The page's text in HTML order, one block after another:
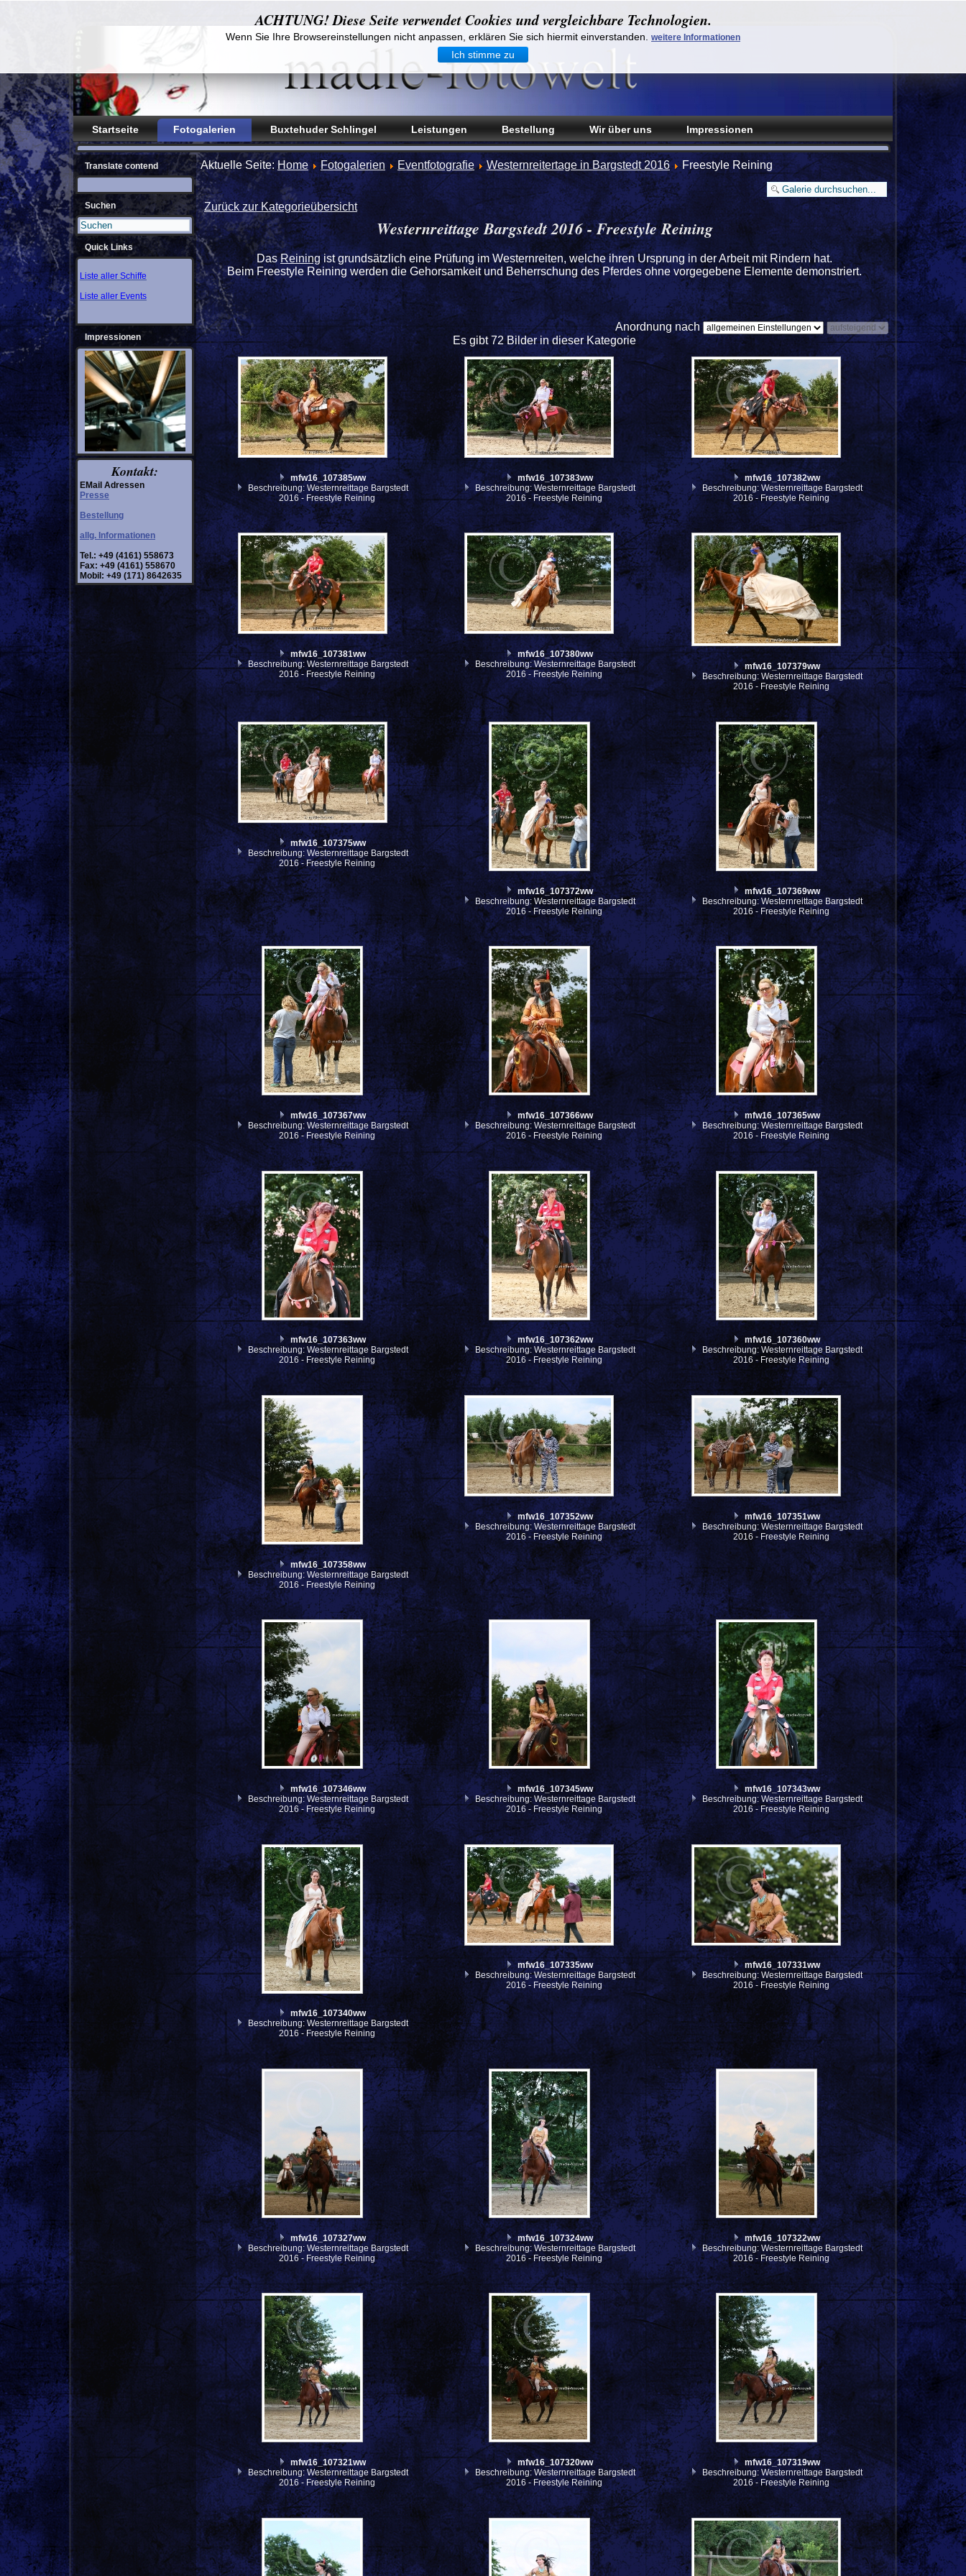
Startseite Fotogalerien Buxtehuder Schlingel Leistungen Bestellung Wir über uns Impressionen
ACHTUNG! Diese Seite verwendet Cookies und vergleichbare Technologien.
Wenn Sie Ihre Browsereinstellungen nicht anpassen, erklären Sie sich hiermit einverstanden. weitere Informationen
Ich stimme zu
Translate contend
Suchen
Quick Links
Liste aller Schiffe
Liste aller Events
Impressionen
Kontakt:
EMail Adressen
Presse
Bestellung
allg. Informationen
Tel.: +49 (4161) 558673
Fax: +49 (4161) 558670
Mobil: +49 (171) 8642635
Aktuelle Seite: Home Fotogalerien Eventfotografie Westernreitertage in Bargstedt 2016 Freestyle Reining
Zurück zur Kategorieübersicht
Westernreittage Bargstedt 2016 - Freestyle Reining
DasReiningist grundsätzlich eine Prüfung im Westernreiten, welche ihren Ursprung in der Arbeit mit Rindern hat.
Beim Freestyle Reining werden die Gehorsamkeit und Beherrschung des Pferdes ohne vorgegebene Elemente demonstriert.
Anordnung nach
Es gibt 72 Bilder in dieser Kategorie
mfw16_107385ww
Beschreibung: Westernreittage Bargstedt
2016 - Freestyle Reining
mfw16_107383ww
Beschreibung: Westernreittage Bargstedt
2016 - Freestyle Reining
mfw16_107382ww
Beschreibung: Westernreittage Bargstedt
2016 - Freestyle Reining
mfw16_107381ww
Beschreibung: Westernreittage Bargstedt
2016 - Freestyle Reining
mfw16_107380ww
Beschreibung: Westernreittage Bargstedt
2016 - Freestyle Reining
mfw16_107379ww
Beschreibung: Westernreittage Bargstedt
2016 - Freestyle Reining
mfw16_107375ww
Beschreibung: Westernreittage Bargstedt
2016 - Freestyle Reining
mfw16_107372ww
Beschreibung: Westernreittage Bargstedt
2016 - Freestyle Reining
mfw16_107369ww
Beschreibung: Westernreittage Bargstedt
2016 - Freestyle Reining
mfw16_107367ww
Beschreibung: Westernreittage Bargstedt
2016 - Freestyle Reining
mfw16_107366ww
Beschreibung: Westernreittage Bargstedt
2016 - Freestyle Reining
mfw16_107365ww
Beschreibung: Westernreittage Bargstedt
2016 - Freestyle Reining
mfw16_107363ww
Beschreibung: Westernreittage Bargstedt
2016 - Freestyle Reining
mfw16_107362ww
Beschreibung: Westernreittage Bargstedt
2016 - Freestyle Reining
mfw16_107360ww
Beschreibung: Westernreittage Bargstedt
2016 - Freestyle Reining
mfw16_107358ww
Beschreibung: Westernreittage Bargstedt
2016 - Freestyle Reining
mfw16_107352ww
Beschreibung: Westernreittage Bargstedt
2016 - Freestyle Reining
mfw16_107351ww
Beschreibung: Westernreittage Bargstedt
2016 - Freestyle Reining
mfw16_107346ww
Beschreibung: Westernreittage Bargstedt
2016 - Freestyle Reining
mfw16_107345ww
Beschreibung: Westernreittage Bargstedt
2016 - Freestyle Reining
mfw16_107343ww
Beschreibung: Westernreittage Bargstedt
2016 - Freestyle Reining
mfw16_107340ww
Beschreibung: Westernreittage Bargstedt
2016 - Freestyle Reining
mfw16_107335ww
Beschreibung: Westernreittage Bargstedt
2016 - Freestyle Reining
mfw16_107331ww
Beschreibung: Westernreittage Bargstedt
2016 - Freestyle Reining
mfw16_107327ww
Beschreibung: Westernreittage Bargstedt
2016 - Freestyle Reining
mfw16_107324ww
Beschreibung: Westernreittage Bargstedt
2016 - Freestyle Reining
mfw16_107322ww
Beschreibung: Westernreittage Bargstedt
2016 - Freestyle Reining
mfw16_107321ww
Beschreibung: Westernreittage Bargstedt
2016 - Freestyle Reining
mfw16_107320ww
Beschreibung: Westernreittage Bargstedt
2016 - Freestyle Reining
mfw16_107319ww
Beschreibung: Westernreittage Bargstedt
2016 - Freestyle Reining